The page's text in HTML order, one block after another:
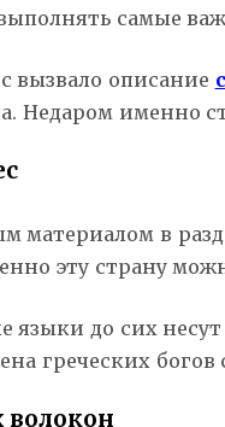
самые
вызвало описание
Недаром именно
материалом в
эту страну
до сих
греческих